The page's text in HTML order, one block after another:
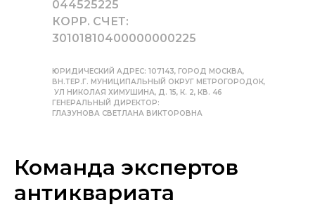
044525225
КОРР. СЧЕТ:
30101810400000000225
ЮРИДИЧЕСКИЙ АДРЕС: 107143, ГОРОД МОСКВА,
ВН.ТЕР.Г. МУНИЦИПАЛЬНЫЙ ОКРУГ МЕТРОГОРОДОК,
УЛ НИКОЛАЯ ХИМУШИНА, Д. 15, К. 2, КВ. 46
ГЕНЕРАЛЬНЫЙ ДИРЕКТОР:
ГЛАЗУНОВА СВЕТЛАНА ВИКТОРОВНА
Команда экспертов
антиквариата